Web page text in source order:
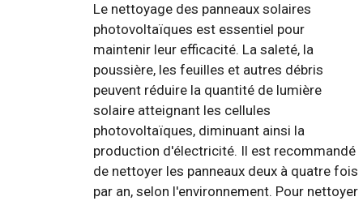
Le nettoyage des panneaux solaires
photovoltaïques est essentiel pour
maintenir leur efficacité. La saleté, la
poussière, les feuilles et autres débris
peuvent réduire la quantité de lumière
solaire atteignant les cellules
photovoltaïques, diminuant ainsi la
production d'électricité. Il est recommandé
de nettoyer les panneaux deux à quatre fois
par an, selon l'environnement. Pour nettoyer